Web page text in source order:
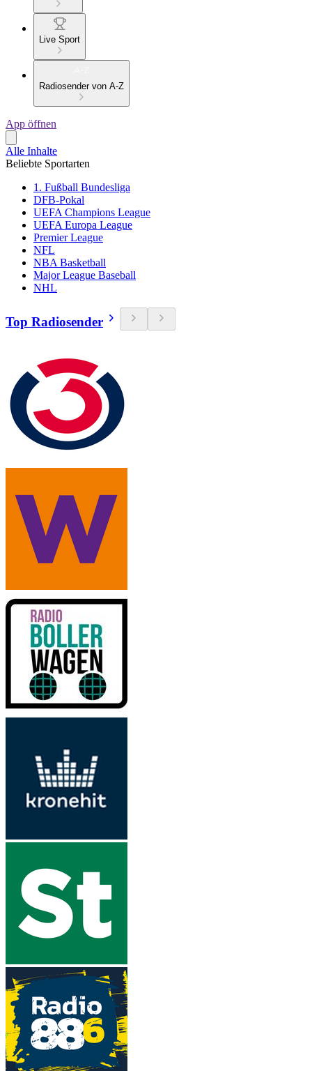
Live Sport
Radiosender von A-Z
App öffnen
Alle Inhalte
Beliebte Sportarten
1. Fußball Bundesliga
DFB-Pokal
UEFA Champions League
UEFA Europa League
Premier League
NFL
NBA Basketball
Major League Baseball
NHL
Top Radiosender